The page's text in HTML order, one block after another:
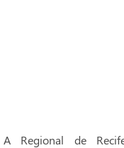
A Regional de